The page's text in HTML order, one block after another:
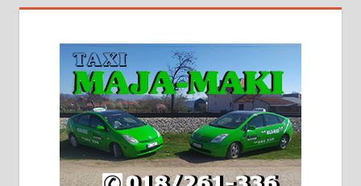
На продају кућа у Алексинцу,
2х150м2, две гараже, централно
грејање на гас и дрва. Две
адресе. 063/71-74-023
Издајем комплетно опремљену
халу на Житковачком путу, на
плацу површине око 7 ари.
064/321-80-51; 063/102-35-25